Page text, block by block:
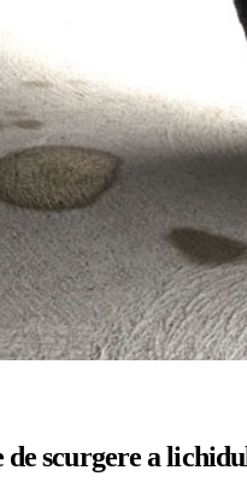
de scurgere a